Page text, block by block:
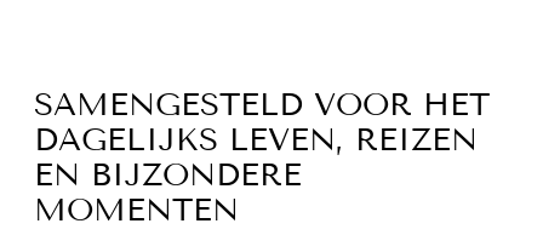
SAMENGESTELD VOOR HET
DAGELIJKS LEVEN, REIZEN
EN BIJZONDERE
MOMENTEN